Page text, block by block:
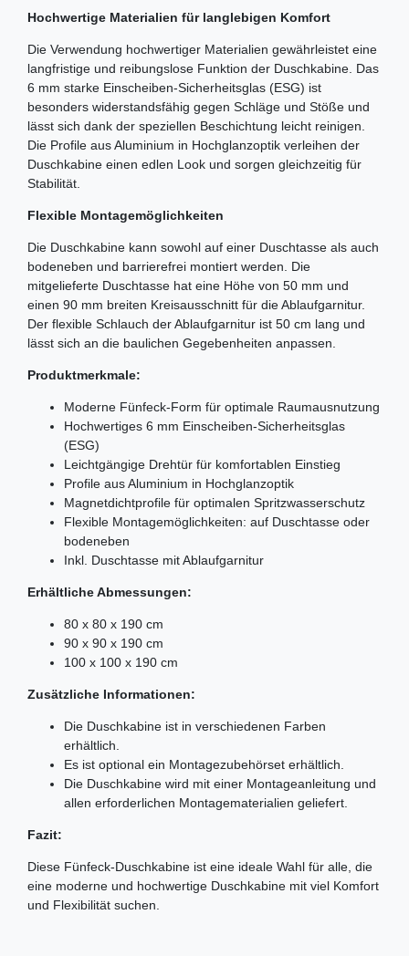
Hochwertige Materialien für langlebigen Komfort
Die Verwendung hochwertiger Materialien gewährleistet eine
langfristige und reibungslose Funktion der Duschkabine. Das
6 mm starke Einscheiben-Sicherheitsglas (ESG) ist
besonders widerstandsfähig gegen Schläge und Stöße und
lässt sich dank der speziellen Beschichtung leicht reinigen.
Die Profile aus Aluminium in Hochglanzoptik verleihen der
Duschkabine einen edlen Look und sorgen gleichzeitig für
Stabilität.
Flexible Montagemöglichkeiten
Die Duschkabine kann sowohl auf einer Duschtasse als auch
bodeneben und barrierefrei montiert werden. Die
mitgelieferte Duschtasse hat eine Höhe von 50 mm und
einen 90 mm breiten Kreisausschnitt für die Ablaufgarnitur.
Der flexible Schlauch der Ablaufgarnitur ist 50 cm lang und
lässt sich an die baulichen Gegebenheiten anpassen.
Produktmerkmale:
Moderne Fünfeck-Form für optimale Raumausnutzung
Hochwertiges 6 mm Einscheiben-Sicherheitsglas
(ESG)
Leichtgängige Drehtür für komfortablen Einstieg
Profile aus Aluminium in Hochglanzoptik
Magnetdichtprofile für optimalen Spritzwasserschutz
Flexible Montagemöglichkeiten: auf Duschtasse oder
bodeneben
Inkl. Duschtasse mit Ablaufgarnitur
Erhältliche Abmessungen:
80 x 80 x 190 cm
90 x 90 x 190 cm
100 x 100 x 190 cm
Zusätzliche Informationen:
Die Duschkabine ist in verschiedenen Farben
erhältlich.
Es ist optional ein Montagezubehörset erhältlich.
Die Duschkabine wird mit einer Montageanleitung und
allen erforderlichen Montagematerialien geliefert.
Fazit:
Diese Fünfeck-Duschkabine ist eine ideale Wahl für alle, die
eine moderne und hochwertige Duschkabine mit viel Komfort
und Flexibilität suchen.